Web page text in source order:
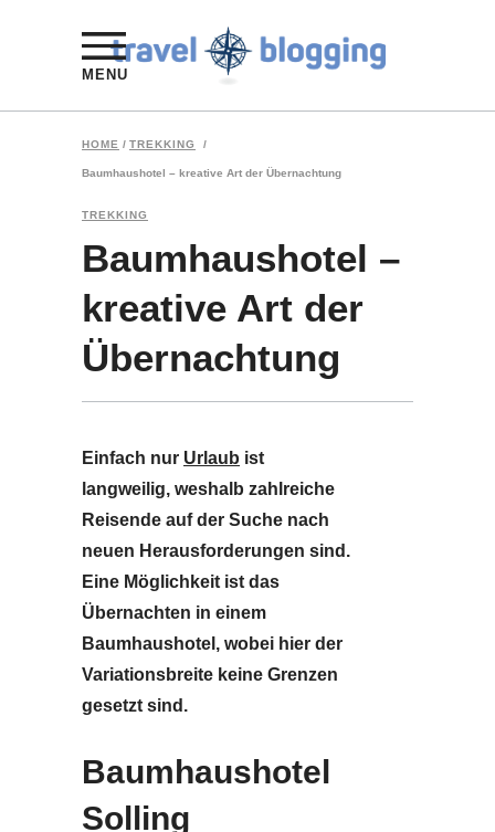
MENU
HOME / TREKKING /
Baumhaushotel – kreative Art der Übernachtung
TREKKING
Baumhaushotel –
kreative Art der
Übernachtung
Einfach nur Urlaub ist
langweilig, weshalb zahlreiche
Reisende auf der Suche nach
neuen Herausforderungen sind.
Eine Möglichkeit ist das
Übernachten in einem
Baumhaushotel, wobei hier der
Variationsbreite keine Grenzen
gesetzt sind.
Baumhaushotel
Solling